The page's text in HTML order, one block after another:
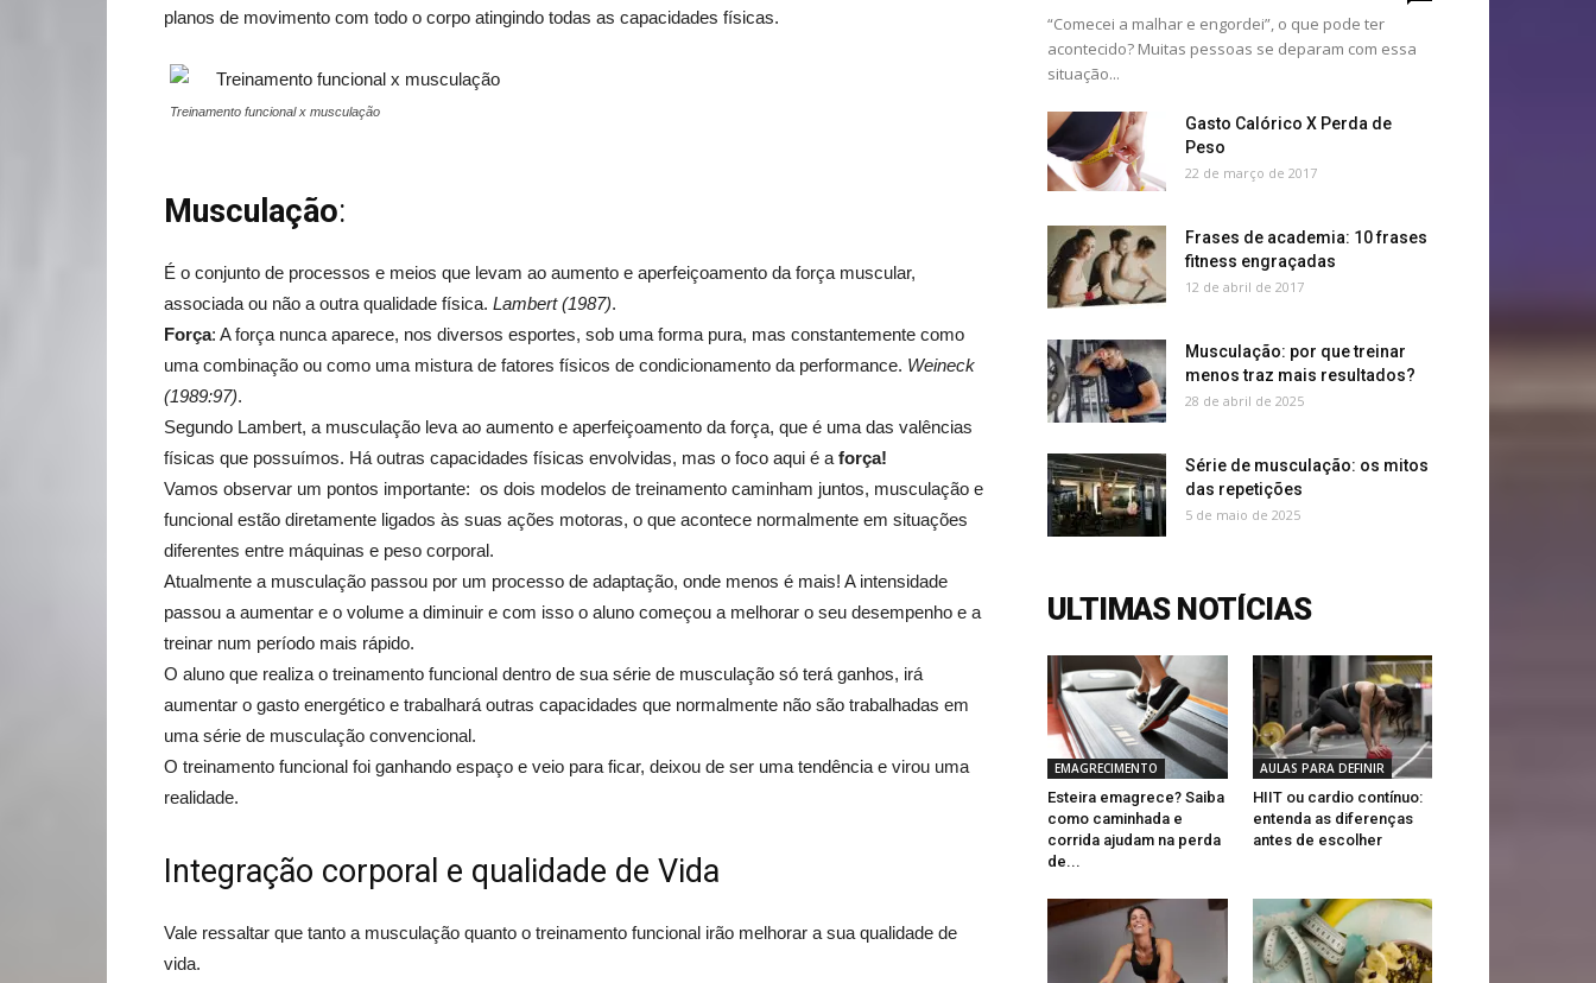
planos de movimento com todo o corpo atingindo todas as capacidades físicas.
Treinamento funcional x musculação
Musculação:
É o conjunto de processos e meios que levam ao aumento e aperfeiçoamento da força muscular,
associada ou não a outra qualidade física. Lambert (1987).
Força: A força nunca aparece, nos diversos esportes, sob uma forma pura, mas constantemente como
uma combinação ou como uma mistura de fatores físicos de condicionamento da performance. Weineck
(1989:97).
Segundo Lambert, a musculação leva ao aumento e aperfeiçoamento da força, que é uma das valências
físicas que possuímos. Há outras capacidades físicas envolvidas, mas o foco aqui é a força!
Vamos observar um pontos importante: os dois modelos de treinamento caminham juntos, musculação e
funcional estão diretamente ligados às suas ações motoras, o que acontece normalmente em situações
diferentes entre máquinas e peso corporal.
Atualmente a musculação passou por um processo de adaptação, onde menos é mais! A intensidade
passou a aumentar e o volume a diminuir e com isso o aluno começou a melhorar o seu desempenho e a
treinar num período mais rápido.
O aluno que realiza o treinamento funcional dentro de sua série de musculação só terá ganhos, irá
aumentar o gasto energético e trabalhará outras capacidades que normalmente não são trabalhadas em
uma série de musculação convencional.
O treinamento funcional foi ganhando espaço e veio para ficar, deixou de ser uma tendência e virou uma
realidade.
Integração corporal e qualidade de Vida
Vale ressaltar que tanto a musculação quanto o treinamento funcional irão melhorar a sua qualidade de
vida.
“Comecei a malhar e engordei”, o que pode ter
acontecido? Muitas pessoas se deparam com essa
situação...
Gasto Calórico X Perda de
Peso
22 de março de 2017
Frases de academia: 10 frases
fitness engraçadas
12 de abril de 2017
Musculação: por que treinar
menos traz mais resultados?
28 de abril de 2025
Série de musculação: os mitos
das repetições
5 de maio de 2025
ULTIMAS NOTÍCIAS
EMAGRECIMENTO
Esteira emagrece? Saiba
como caminhada e
corrida ajudam na perda
de...
AULAS PARA DEFINIR
HIIT ou cardio contínuo:
entenda as diferenças
antes de escolher